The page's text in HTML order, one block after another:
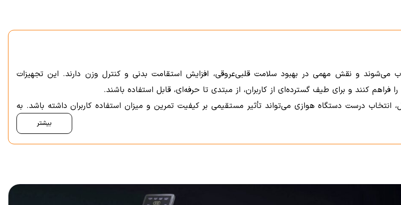
و نقش مهمی در بهبود سلامت قلبی‌عروقی، افزایش استقامت بدنی و کنترل وزن دارند. این تجهیزات
کنند و برای طیف گسترده‌ای از کاربران، از مبتدی تا حرفه‌ای، قابل استفاده باشند.
درست دستگاه هوازی می‌تواند تأثیر مستقیمی بر کیفیت تمرین و میزان استفاده کاربران داشته باشد. به
پله باشگاهی و روئینگ اشاره کرد. هر یک از این دستگاه‌ها گروه‌های عضلانی متفاوتی را درگیر می‌کنند و
بیشتر